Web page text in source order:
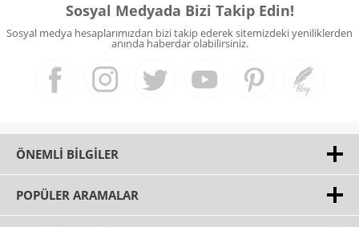
Sosyal Medyada Bizi Takip Edin!
Sosyal medya hesaplarımızdan bizi takip ederek sitemizdeki yeniliklerden
anında haberdar olabilirsiniz.
ÖNEMLI BILGILER
POPÜLER ARAMALAR